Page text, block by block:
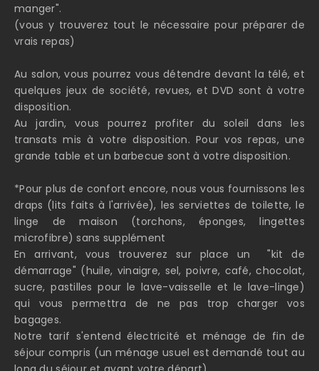
manger".
(vous y trouverez tout le nécessaire pour préparer de
vrais repas)
Au salon, vous pourrez vous détendre devant la télé, et
quelques jeux de société, revues, et DVD sont à votre
disposition.
Au jardin, vous pourrez profiter du soleil dans les
transats mis à votre disposition. Pour vos repas, une
grande table et un barbecue sont à votre disposition.
*Pour plus de confort encore, nous vous fournissons les
draps (lits faits à l'arrivée), les serviettes de toilette, le
linge de maison (torchons, éponges, lingettes
microfibre) sans supplément
En arrivant, vous trouverez sur place un "kit de
démarrage" (huile, vinaigre, sel, poivre, café, chocolat,
sucre, pastilles pour le lave-vaisselle et le lave-linge)
qui vous permettra de ne pas trop charger vos
bagages.
Notre tarif s'entend électricité et ménage de fin de
séjour compris (un ménage usuel est demandé tout au